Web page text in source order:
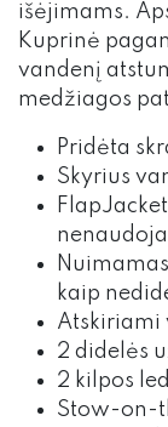
išėjimams.
Kuprinė
vandenį
medžiagos
Pridėta
Skyrius
kaip
Atskiriami
2 didelės
2 kilpos
Stow-on-